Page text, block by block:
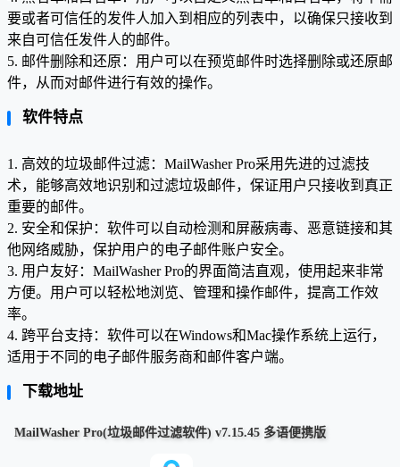
要或者可信任的发件人加入到相应的列表中，以确保只接收到
来自可信任发件人的邮件。
5. 邮件删除和还原：用户可以在预览邮件时选择删除或还原邮
件，从而对邮件进行有效的操作。
软件特点
1. 高效的垃圾邮件过滤：MailWasher Pro采用先进的过滤技
术，能够高效地识别和过滤垃圾邮件，保证用户只接收到真正
重要的邮件。
2. 安全和保护：软件可以自动检测和屏蔽病毒、恶意链接和其
他网络威胁，保护用户的电子邮件账户安全。
3. 用户友好：MailWasher Pro的界面简洁直观，使用起来非常
方便。用户可以轻松地浏览、管理和操作邮件，提高工作效
率。
4. 跨平台支持：软件可以在Windows和Mac操作系统上运行，
适用于不同的电子邮件服务商和邮件客户端。
下载地址
MailWasher Pro(垃圾邮件过滤软件) v7.15.45 多语便携版